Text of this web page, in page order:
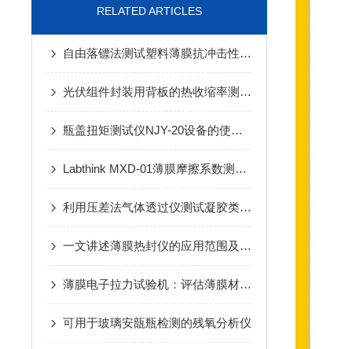
RELATED ARTICLES
自由落镖法测试塑料薄膜抗冲击性能的仪器（落镖冲击试验仪）
光伏组件封装用背板的热收缩率测试方法及检测数据
瓶盖扭矩测试仪NJY-20设备的使用注意事项
Labthink MXD-01薄膜摩擦系数测试仪的全面解析
利用压差法气体透过仪测试凝胶类薄膜的气体渗透性能
一文讲述薄膜热封仪的应用范围及工作原理
薄膜电子拉力试验机：评估薄膜材料性能的可靠工具
可用于玻璃安瓿瓶检测的残氧分析仪